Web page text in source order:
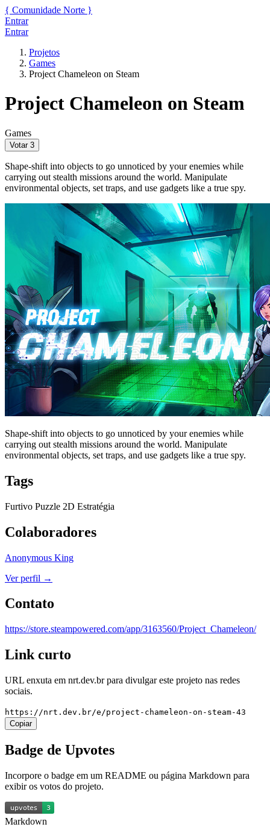
{ Comunidade Norte }
Entrar
Entrar
Projetos
Games
Project Chameleon on Steam
Project Chameleon on Steam
Games
Votar 3
Shape-shift into objects to go unnoticed by your enemies while
carrying out stealth missions around the world. Manipulate
environmental objects, set traps, and use gadgets like a true spy.
Shape-shift into objects to go unnoticed by your enemies while
carrying out stealth missions around the world. Manipulate
environmental objects, set traps, and use gadgets like a true spy.
Tags
Furtivo Puzzle 2D Estratégia
Colaboradores
Anonymous King
Ver perfil →
Contato
https://store.steampowered.com/app/3163560/Project_Chameleon/
Link curto
URL enxuta em nrt.dev.brpara divulgar este projeto nas redes
sociais.
https://nrt.dev.br/e/project-chameleon-on-steam-43
Copiar
Badge de Upvotes
Incorpore o badge em um README ou página Markdown para
exibir os votos do projeto.
Markdown